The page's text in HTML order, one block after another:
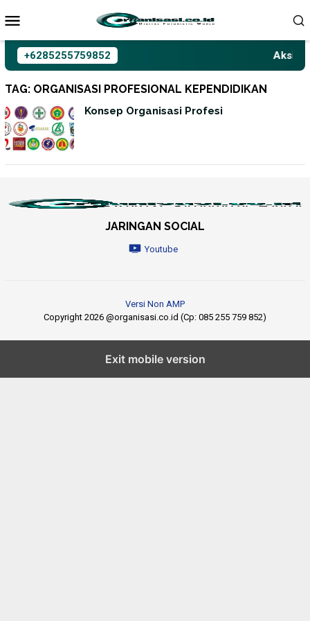
ke
+6285255759852
TAG: ORGANISASI PROFESIONAL KEPENDIDIKAN
Konsep Organisasi Profesi
JARINGAN SOCIAL
Youtube
Versi Non AMP
Copyright 2026 @organisasi.co.id (Cp: 085 255 759 852)
Exit mobile version